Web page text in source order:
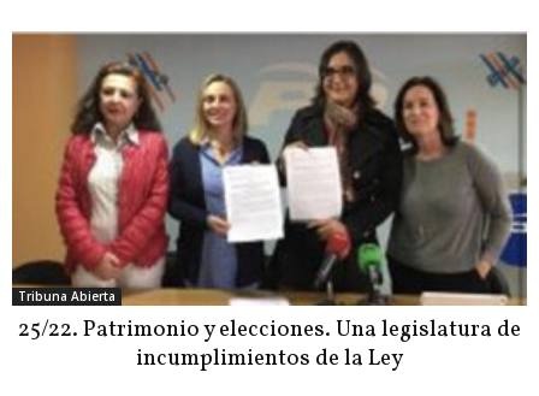
Tribuna Abierta
25/22. Patrimonio y elecciones. Una legislatura de
incumplimientos de la Ley